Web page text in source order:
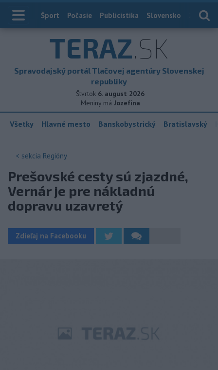
Index
Šport Počasie Publicistika Slovensko
TERAZ.SK
Spravodajský portál Tlačovej agentúry Slovenskej
republiky
Štvrtok 6. august 2026
Meniny má Jozefína
Všetky Hlavné mesto Banskobystrický Bratislavský
< sekcia Regióny
Prešovské cesty sú zjazdné,
Vernár je pre nákladnú
dopravu uzavretý
Zdieľaj na Facebooku